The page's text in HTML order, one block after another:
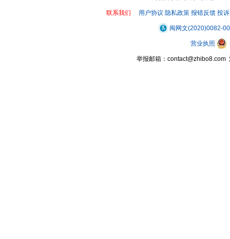
联系我们 用户协议 隐私政策 报错反馈 投
闽网文(2020)0082-
营业执照
举报邮箱：